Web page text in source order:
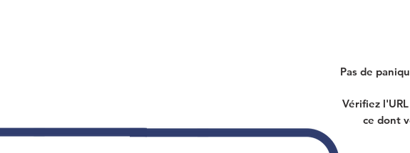
Pas de
Vérifiez
ce dont